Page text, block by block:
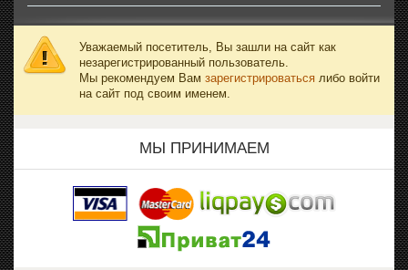
Уважаемый посетитель, Вы зашли на сайт как
незарегистрированный пользователь.
Мы рекомендуем Вам зарегистрироваться либо войти
на сайт под своим именем.
МЫ ПРИНИМАЕМ